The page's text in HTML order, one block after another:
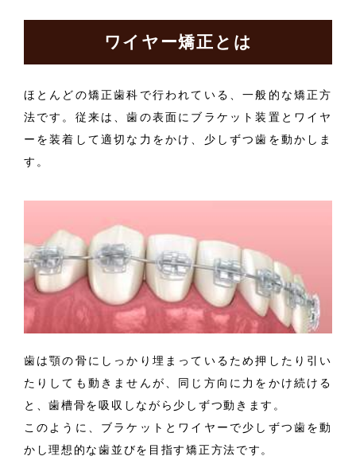
ワイヤー矯正とは
ほとんどの矯正歯科で行われている、一般的な矯正方
法です。従来は、歯の表面にブラケット装置とワイヤ
ーを装着して適切な力をかけ、少しずつ歯を動かしま
す。
歯は顎の骨にしっかり埋まっているため押したり引い
たりしても動きませんが、同じ方向に力をかけ続ける
と、歯槽骨を吸収しながら少しずつ動きます。
このように、ブラケットとワイヤーで少しずつ歯を動
かし理想的な歯並びを目指す矯正方法です。